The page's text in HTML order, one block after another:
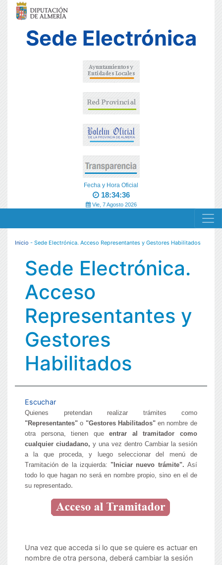
Sede Electrónica
Fecha y Hora Oficial
18:34:36
Vie, 7 Agosto 2026
MENÚ RESPONSIVE
Inicio - Sede Electrónica. Acceso Representantes y Gestores Habilitados
Sede Electrónica.
Acceso
Representantes y
Gestores
Habilitados
Escuchar
Quienes pretendan realizar trámites como
"Representantes"o "Gestores Habilitados"en nombre de
otra persona, tienen queentrar al tramitador como
cualquier ciudadano, y una vez dentro Cambiar la sesión
a la que proceda,
y luego seleccionar del menú de
Tramitación de la izquierda: "Iniciar nuevo trámite".Así
todo lo que hagan no será en nombre propio, sino en el de
su representado.
Una vez que acceda si lo que se quiere es actuar en
nombre de otra persona, deberá cambiar la sesión